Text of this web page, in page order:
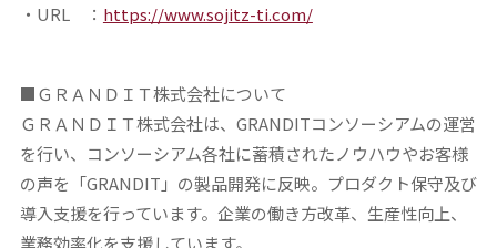
・URL ： https://www.sojitz-ti.com/
■ＧＲＡＮＤＩＴ株式会社について
ＧＲＡＮＤＩＴ株式会社は、GRANDITコンソーシアムの運営
を行い、コンソーシアム各社に蓄積されたノウハウやお客様
の声を「GRANDIT」の製品開発に反映。プロダクト保守及び
導入支援を行っています。企業の働き方改革、生産性向上、
業務効率化を支援しています。